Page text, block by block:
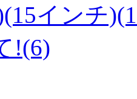
インチ
!(6)